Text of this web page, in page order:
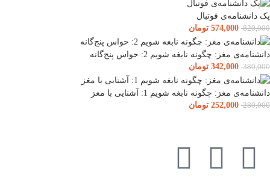
پک دانشنامه‌ی فوتبال
820,000
574,000 تومان
دانشنامه‌ی مغز: چگونه نابغه شویم 2: حواس پنج‌گانه
380,000
342,000 تومان
دانشنامه‌ی مغز: چگونه نابغه شویم 1: آشنایی با مغز
280,000
252,000 تومان